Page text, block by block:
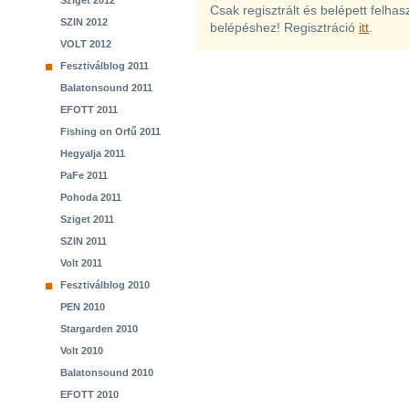
SZIN 2012
VOLT 2012
Fesztiválblog 2011
Balatonsound 2011
EFOTT 2011
Fishing on Orfű 2011
Hegyalja 2011
PaFe 2011
Pohoda 2011
Sziget 2011
SZIN 2011
Volt 2011
Fesztiválblog 2010
PEN 2010
Stargarden 2010
Volt 2010
Balatonsound 2010
EFOTT 2010
Csak regisztrált és belépett
belépéshez! Regisztráció itt